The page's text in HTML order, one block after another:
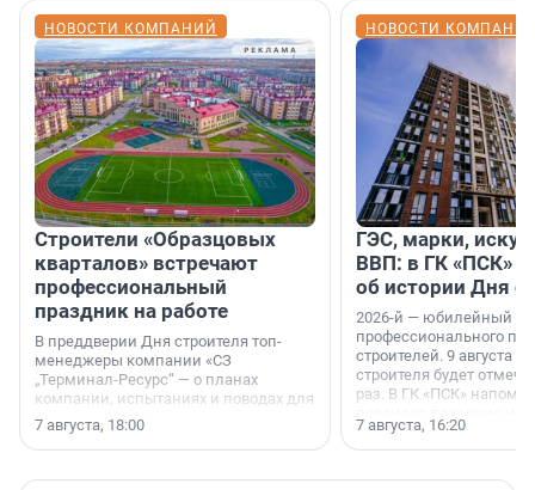
НОВОСТИ КОМПАНИЙ
Строители «Образцовых
кварталов» встречают
профессиональный
праздник на работе
В преддверии Дня строителя топ-
менеджеры компании «СЗ
„Терминал-Ресурс“ — о планах
компании, испытаниях и поводах для
осторожного оптимизма.
7 августа, 18:00
НОВОСТИ
ГЭС, марки,
ВВП: в ГК «ПСК»
об истории Дня
2026-й — юбилейный
профессионального
строителей. 9 августа
строителя будет
раз. В ГК «ПСК»
поменялась роль
7 августа, 16:20